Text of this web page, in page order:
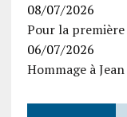
08/07/2026
Pour la première
06/07/2026
Hommage à